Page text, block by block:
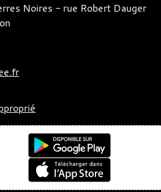
Noires - rue Robert Dauger